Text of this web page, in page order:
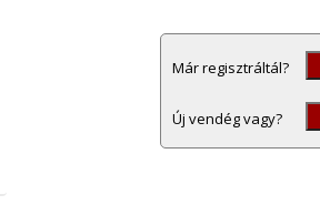
Már regisztráltál?
Új vendég vagy?